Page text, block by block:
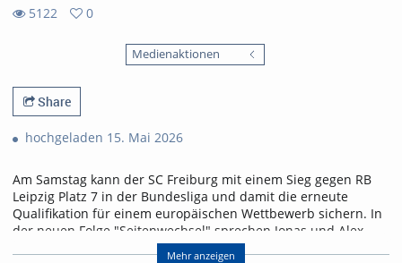
5122
0
Medienaktionen
Share
hochgeladen 15. Mai 2026
Am Samstag kann der SC Freiburg mit einem Sieg gegen RB
Leipzig Platz 7 in der Bundesliga und damit die erneute
Qualifikation für einem europäischen Wettbewerb sichern. In
der neuen Folge "Seitenwechsel" sprechen Jonas und Alex
über das letzte Heimspiel der Saison und einen Leih-
Mehr anzeigen